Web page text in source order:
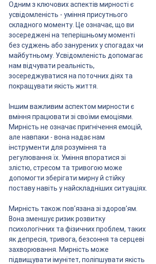
Одним з ключових аспектів мирності є
усвідомленість - уміння присутнього
складного моменту. Це означає, що ви
зосереджені на теперішньому моменті
без суджень або занурених у спогадах чи
майбутньому. Усвідомленість допомагає
нам відчувати реальність,
зосереджуватися на поточних діях та
покращувати якість життя.
Іншим важливим аспектом мирности є
вміння працювати зі своїми емоціями.
Мирність не означає пригнічення емоцій,
але навпаки - вона надає нам
інструменти для розуміння та
регулювання їх. Уміння впоратися зі
злістю, стресом та тривогою може
допомогти зберігати мирну й стійку
поставу навіть у найскладніших ситуаціях.
Мирність також пов'язана зі здоров'ям.
Вона зменшує ризик розвитку
психологічних та фізичних проблем, таких
як депресія, тривога, безсоння та серцеві
захворювання. Мирність може
підвищувати імунітет, поліпшувати якість